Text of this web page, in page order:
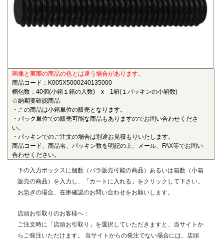
も物性劣化はほとんどありません。また、耐薬品性、機械的
特性、電気的特性、および寸法安定性にも優れ、電気・電子
部品、自動車部品、化学機械部品などに用いられています。
ポリアミドMXD6をベースポリマーとし、ガラス繊維50%で
強化した結晶性のエンジニアリングプラスチックです。エン
プラの中で最も大きい強度・弾性率を有し、耐油性や耐熱性
にも優れることから、金属の代替材料として自動車等輸送機
部品、一般機械、精密機械部品、電気・電子機器部品、土木
建築用部材などの用いられています。
■ポリエーテルエーテルケトン(PEEK)
半結晶性の最高級性能を有するスーパーエンジニアリング
プラスチックです。エンプラのなかでも最高レベルの耐薬品
す。また、耐熱性、耐摩耗性、耐燃性、耐加水分解性にも優
れ、OA機器分野、自動車分野、ICウェハキャリア、LCD製造
用治具などで用いられています。PEEKはVictrex plcの日本に
画像と実際の商品の色とは違う場合があります。
商品コード：K005X5000240135000
梱包数：40個(小箱１箱の入数) x 1箱(１パッキンの小箱数)
☆納期要確認商品
・この商品は小箱単位の販売となります。
・パック単位での販売可能な商品もありますのでお問い合わせくださ
い。
・パッキンでのご注文の場合は別途お見積もりいたします。
商品コード、商品名、パッキン数を明記の上、メール、FAX等でお問い
合わせください。
下の入力ボックスに個数（バラ販売可能の商品）あるいは箱数（小箱
販売の商品）を入力し、「カートに入れる」をクリックして下さい。
お急ぎの場合、在庫確認のお問い合わせをお願いします。
店頭お引取りのお客様へ：
ご注文時に「店頭お引取り」を選択していただきますと、当サイトか
らご発注いただけます。 当サイトからの発注でない場合には、店頭